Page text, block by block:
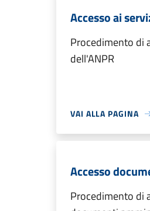
Accesso ai
Procedimento di
dell'ANPR
VAI ALLA PAGINA
Accesso
Procedimento di